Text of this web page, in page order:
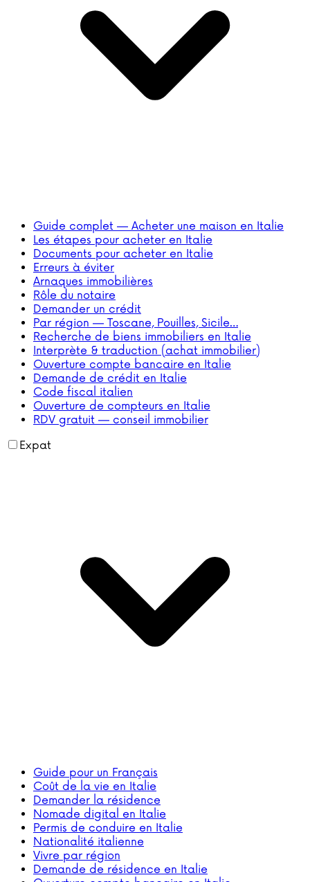
Guide complet — Acheter une maison en Italie
Les étapes pour acheter en Italie
Documents pour acheter en Italie
Erreurs à éviter
Arnaques immobilières
Rôle du notaire
Demander un crédit
Par région — Toscane, Pouilles, Sicile…
Recherche de biens immobiliers en Italie
Interprète & traduction (achat immobilier)
Ouverture compte bancaire en Italie
Demande de crédit en Italie
Code fiscal italien
Ouverture de compteurs en Italie
RDV gratuit — conseil immobilier
Expat
Guide pour un Français
Coût de la vie en Italie
Demander la résidence
Nomade digital en Italie
Permis de conduire en Italie
Nationalité italienne
Vivre par région
Demande de résidence en Italie